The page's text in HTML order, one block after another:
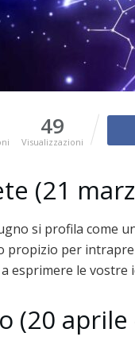
49
Visualizzazioni
(21
si profila come
propizio per
esprimere le vostre
(20 aprile